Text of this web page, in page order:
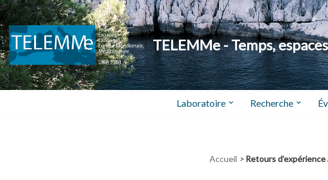
Aller
au
contenu
TELEMMe - Temps,
Laboratoire Recherche
Accueil > Retours